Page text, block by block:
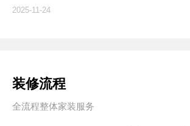
2025-11-24
装修流程
全流程整体家装服务